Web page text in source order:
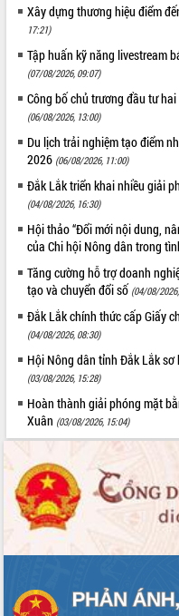
Xây dựng thương hiệu điểm
17:21)
Tập huấn kỹ năng livestream
(07/08/2026, 09:07)
Công bố chủ trương đầu tư
(06/08/2026, 13:00)
Du lịch trải nghiệm tạo điểm
2026 (06/08/2026, 11:00)
Đắk Lắk triển khai nhiều giải
(04/08/2026, 16:30)
Hội thảo “Đổi mới nội dung,
của Chi hội Nông dân trong
Tăng cường hỗ trợ doanh
tạo và chuyển đổi số (04/08/
Đắk Lắk chính thức cấp Giấy
(04/08/2026, 08:30)
Hội Nông dân tỉnh Đắk Lắk
(03/08/2026, 15:28)
Hoàn thành giải phóng mặt
Xuân (03/08/2026, 15:04)